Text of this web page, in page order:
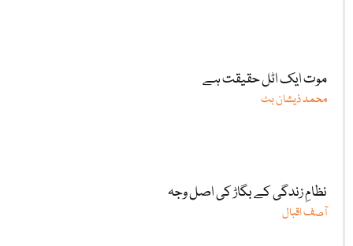
موت ایک اٹل حقیقت ہے
محمد ذیشان بٹ
نظامِ زندگی کے بگاڑ کی اصل وجہ
آصف اقبال